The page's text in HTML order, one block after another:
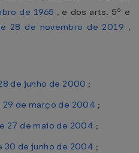
de 1965 , e dos arts. 5º e
28 de novembro de 2019 ,
de junho de 2000 ;
29 de março de 2004 ;
27 de maio de 2004 ;
30 de junho de 2004 ;